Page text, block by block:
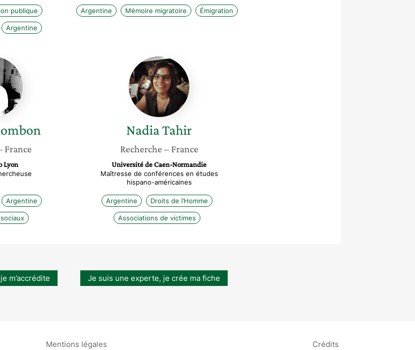
publique
Argentine
Argentine Mémoire migratoire Émigration
France
Lyon
Argentine
Nadia
Tahir
NadiaTahir
Recherche – France
Université de Caen-Normandie
Maîtresse de conférences en études
hispano-américaines
Argentine Droits de l’Homme
Associations de victimes
m’accrédite Je suis une experte, je crée ma fiche
Mentions légales Crédits